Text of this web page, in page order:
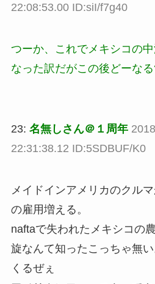
22:08:53.00 ID:siI/f7g40
つーか、これでメキシコの
なった訳だがこの後どーな
23: 名無しさん＠１周年
22:31:38.12 ID:5SDBUF/K0
メイドインアメリカのクル
の雇用増える。
naftaで失われたメキシコの
旋なんて知ったこっちゃ無
くるぜぇ